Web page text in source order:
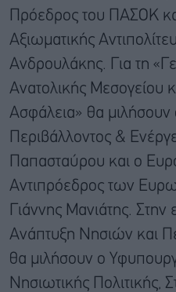
Πρόεδρος του ΠΑΣΟΚ
Αξιωματικής
Ανδρουλάκης. Για τη
Ανατολικής Μεσογείου
Ασφάλεια» θα
Περιβάλλοντος &
Παπασταύρου και ο
Αντιπρόεδρος των
Γιάννης Μανιάτης. Στην
Ανάπτυξη Νησιών και
θα μιλήσουν ο
Νησιωτικής Πολιτικής,